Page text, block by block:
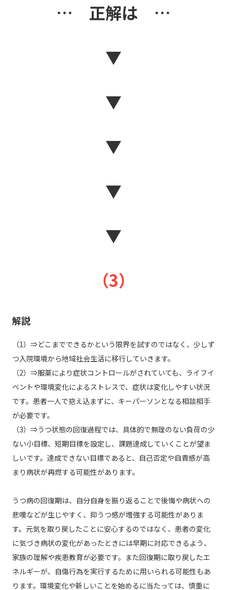
… 正解は …
▼
▼
▼
▼
▼
（3）
解説
（1）⇒どこまでできるかという限界を試すのではなく、少しず
つ入院環境から地域社会生活に移行していきます。
（2）⇒服薬により症状コントロールがされていても、ライフイ
ベントや環境変化によるストレスで、症状は変化しやすい状況
です。患者一人で抱え込まずに、キーパーソンとなる相談相手
が必要です。
（3）⇒うつ状態の回復過程では、具体的で無理のない負荷の少
ない小目標、短期目標を設定し、課題達成していくことが望ま
しいです。達成できない目標であると、自己否定や自責感が高
まり病状が再燃する可能性があります。
うつ病の回復期は、自分自身を振り返ることで後悔や病状への
悲嘆などが生じやすく、抑うつ感が増強する可能性がありま
す。元気を取り戻したことに安心するのではなく、患者の変化
に気づき病状の変化があったときには早期に対応できるよう、
家族の理解や疾患教育が必要です。また回復期に取り戻したエ
ネルギーが、自傷行為を実行するために用いられる可能性もあ
ります。環境変化や新しいことを始めるに当たっては、慎重に